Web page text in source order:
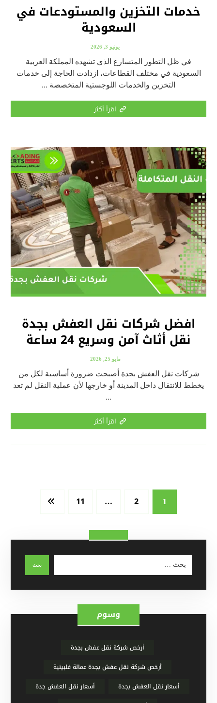
خدمات التخزين والمستودعات في
السعودية
يونيو 3, 2026
في ظل التطور المتسارع الذي تشهده المملكة العربية
السعودية في مختلف القطاعات، ازدادت الحاجة إلى خدمات
التخزين والخدمات اللوجستية المتخصصة ...
اقرأ أكثر
افضل شركات نقل العفش بجدة
نقل أثاث آمن وسريع 24 ساعة
مايو 25, 2026
شركات نقل العفش بجدة أصبحت ضرورة أساسية لكل من
يخطط للانتقال داخل المدينة أو خارجها لأن عملية النقل لم تعد
...
اقرأ أكثر
1
2
…
11
وسوم
أرخص شركة نقل عفش بجدة
أرخص شركة نقل عفش بجدة عمالة فلبينية
أسعار نقل العفش بجدة
أسعار نقل العفش جدة